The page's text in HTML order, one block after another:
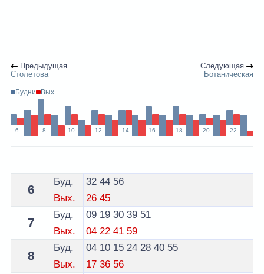
Предыдущая
Столетова
Следующая
Ботаническая
Будни Вых.
6 8 10 12 14 16 18 20 22
Расписание 92 троллейбуса Минск - остановка
6
Буд. 32 44 56
Вых.
26 45
7
Буд. 09 19 30 39 51
Вых.
04 22 41 59
8
Буд. 04 10 15 24 28 40 55
Вых.
17 36 56